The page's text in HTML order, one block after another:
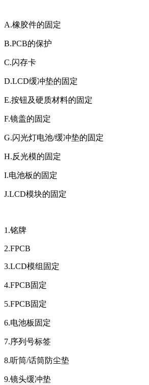
A.橡胶件的固定
B.PCB的保护
C.闪存卡
D.LCD缓冲垫的固定
E.按钮及硬质材料的固定
F.镜盖的固定
G.闪光灯电池/缓冲垫的固定
H.反光模的固定
I.电池板的固定
J.LCD模块的固定
1.铭牌
2.FPCB
3.LCD模组固定
4.FPCB固定
5.FPCB固定
6.电池板固定
7.序列号标签
8.听筒/话筒防尘垫
9.镜头缓冲垫